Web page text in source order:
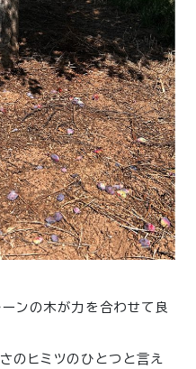
ンの木が力を合わせて良
のヒミツのひとつと言え